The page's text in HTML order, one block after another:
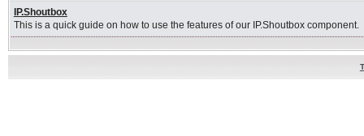
IP.Shoutbox
This is a quick guide on how to use the features of our IP.Shoutbox component.